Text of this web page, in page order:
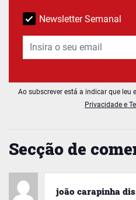
Secção de
joão carapinha
Newsletter Semanal
Ao subscrever está a indicar que leu
Privacidade e